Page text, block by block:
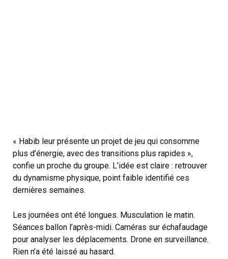
« Habib leur présente un projet de jeu qui consomme
plus d’énergie, avec des transitions plus rapides »,
confie un proche du groupe. L’idée est claire : retrouver
du dynamisme physique, point faible identifié ces
dernières semaines.
Les journées ont été longues. Musculation le matin.
Séances ballon l’après-midi. Caméras sur échafaudage
pour analyser les déplacements. Drone en surveillance.
Rien n’a été laissé au hasard.